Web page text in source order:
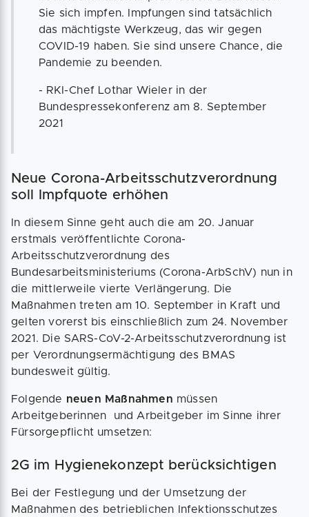
Sie sich impfen. Impfungen sind tatsächlich
das mächtigste Werkzeug, das wir gegen
COVID-19 haben. Sie sind unsere Chance, die
Pandemie zu beenden.
- RKI-Chef Lothar Wieler in der
Bundespressekonferenz am 8. September
2021
Neue Corona-Arbeitsschutzverordnung
soll Impfquote erhöhen
In diesem Sinne geht auch die am 20. Januar
erstmals veröffentlichte Corona-
Arbeitsschutzverordnung des
Bundesarbeitsministeriums (Corona-ArbSchV) nun in
die mittlerweile vierte Verlängerung. Die
Maßnahmen treten am 10. September in Kraft und
gelten vorerst bis einschließlich zum 24. November
2021. Die SARS-CoV-2-Arbeitsschutzverordnung ist
per Verordnungsermächtigung des BMAS
bundesweit gültig.
Folgende neuen Maßnahmen müssen
Arbeitgeberinnen und Arbeitgeber im Sinne ihrer
Fürsorgepflicht umsetzen:
2G im Hygienekonzept berücksichtigen
Bei der Festlegung und der Umsetzung der
Maßnahmen des betrieblichen Infektionsschutzes